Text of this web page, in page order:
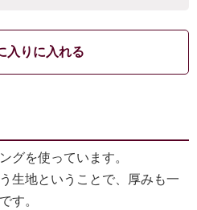
入りに入れる
グを使っています。
生地ということで、厚みも一
す。